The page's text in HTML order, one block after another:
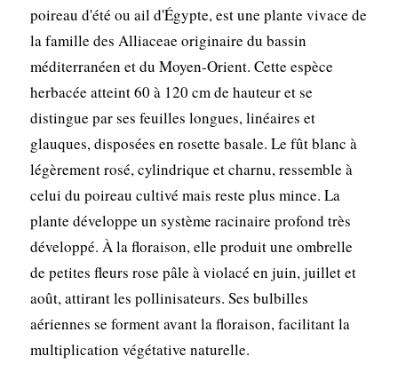
poireau d'été ou ail d'Égypte, est une plante vivace de
la famille des Alliaceae originaire du bassin
méditerranéen et du Moyen-Orient. Cette espèce
herbacée atteint 60 à 120 cm de hauteur et se
distingue par ses feuilles longues, linéaires et
glauques, disposées en rosette basale. Le fût blanc à
légèrement rosé, cylindrique et charnu, ressemble à
celui du poireau cultivé mais reste plus mince. La
plante développe un système racinaire profond très
développé. À la floraison, elle produit une ombrelle
de petites fleurs rose pâle à violacé en juin, juillet et
août, attirant les pollinisateurs. Ses bulbilles
aériennes se forment avant la floraison, facilitant la
multiplication végétative naturelle.